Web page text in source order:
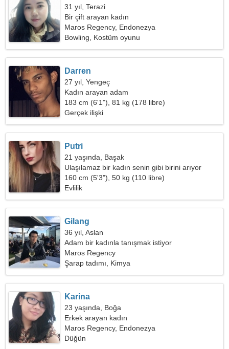
31 yıl, Terazi
Bir çift arayan kadın
Maros Regency, Endonezya
Bowling, Kostüm oyunu
Darren
27 yıl, Yengeç
Kadın arayan adam
183 cm (6'1"), 81 kg (178 libre)
Gerçek ilişki
Putri
21 yaşında, Başak
Ulaşılamaz bir kadın senin gibi birini arıyor
160 cm (5'3"), 50 kg (110 libre)
Evlilik
Gilang
36 yıl, Aslan
Adam bir kadınla tanışmak istiyor
Maros Regency
Şarap tadımı, Kimya
Karina
23 yaşında, Boğa
Erkek arayan kadın
Maros Regency, Endonezya
Düğün